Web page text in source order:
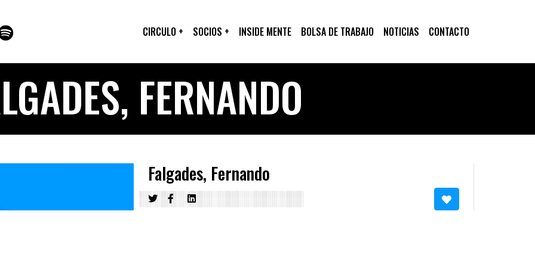
CIRCULO + SOCIOS + INSIDE MENTE BOLSA DE TRABAJO NOTICIAS CONTACTO
FERNANDO
Falgades, Fernando